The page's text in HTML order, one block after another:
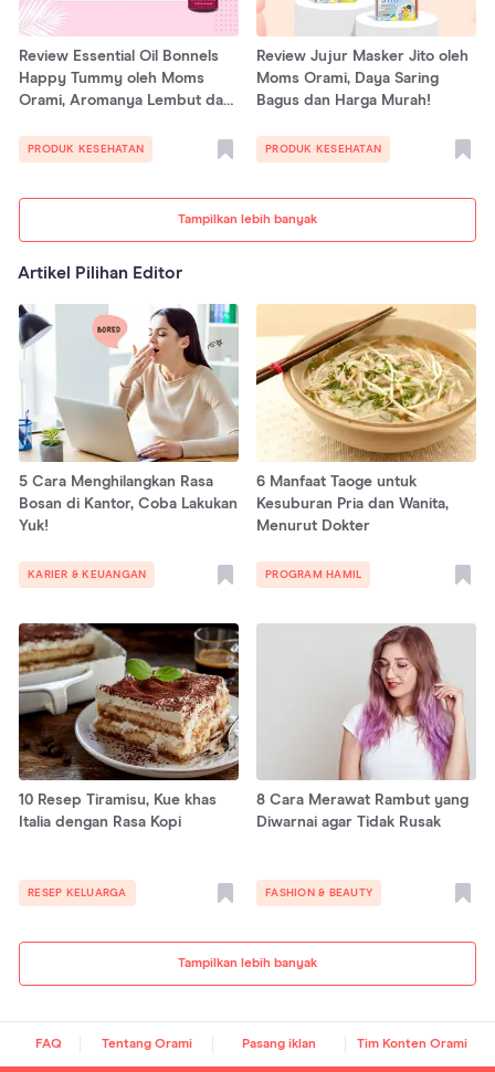
Tampilkan lebih banyak
Review Essential Oil Bonnels
Happy Tummy oleh Moms
Orami, Aromanya Lembut dan
PRODUK KESEHATAN
Review Jujur Masker Jito oleh
Moms Orami, Daya Saring
Bagus dan Harga Murah!
PRODUK KESEHATAN
Artikel Pilihan Editor
Tampilkan lebih banyak
5 Cara Menghilangkan Rasa
Bosan di Kantor, Coba Lakukan
Yuk!
KARIER & KEUANGAN
6 Manfaat Taoge untuk
Kesuburan Pria dan Wanita,
Menurut Dokter
PROGRAM HAMIL
10 Resep Tiramisu, Kue khas
Italia dengan Rasa Kopi
RESEP KELUARGA
8 Cara Merawat Rambut yang
Diwarnai agar Tidak Rusak
FASHION & BEAUTY
FAQ Tentang Orami Pasang iklan Tim Konten Orami